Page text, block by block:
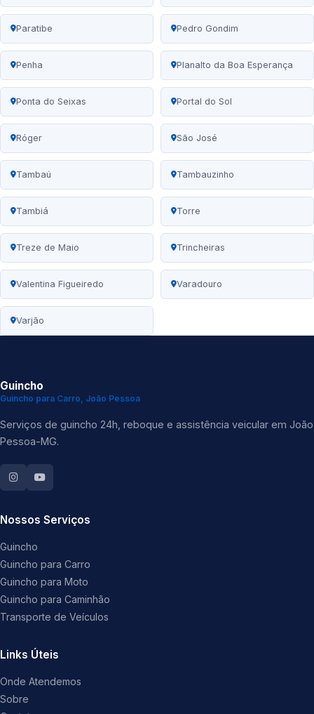
Paratibe Pedro Gondim
Penha Planalto da Boa Esperança
Ponta do Seixas Portal do Sol
Róger São José
Tambaú Tambauzinho
Tambiá Torre
Treze de Maio Trincheiras
Valentina Figueiredo Varadouro
Varjão
Guincho
Guincho para Carro, João Pessoa
Serviços de guincho 24h, reboque e assistência veicular em João
Pessoa-MG.
Nossos Serviços
Guincho
Guincho para Carro
Guincho para Moto
Guincho para Caminhão
Transporte de Veículos
Links Úteis
Onde Atendemos
Sobre